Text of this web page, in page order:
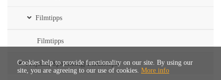
Filmtipps
Filmtipps
Projekte| Sponsoring| Fördertöpfe
Cookies help to provide functionality on our site. By using our
site, you are agreeing to our use of cookies. More info